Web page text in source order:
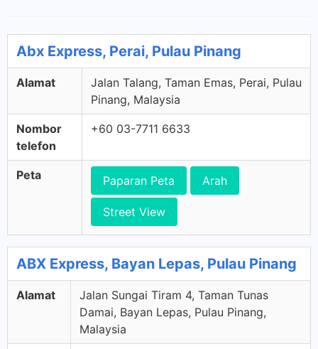
Abx Express, Perai, Pulau Pinang
Alamat
Jalan Talang, Taman Emas, Perai, Pulau
Pinang, Malaysia
Nombor
telefon
+60 03-7711 6633
Peta Paparan Peta Arah
Street View
ABX Express, Bayan Lepas, Pulau Pinang
Alamat
Jalan Sungai Tiram 4, Taman Tunas
Damai, Bayan Lepas, Pulau Pinang,
Malaysia